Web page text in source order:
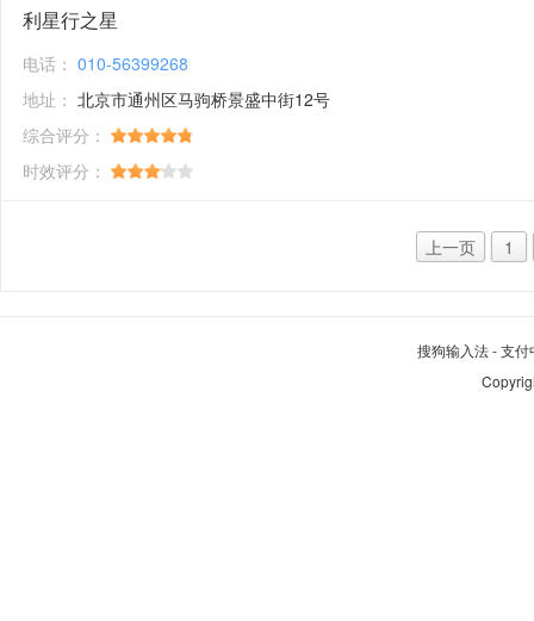
利星行之星
电话： 010-56399268
地址： 北京市通州区马驹桥景盛中街12号
综合评分：
时效评分：
上一页 1
搜狗输入法-支付